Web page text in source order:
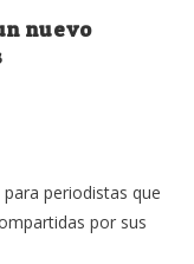
nuevo
para periodistas que
por sus